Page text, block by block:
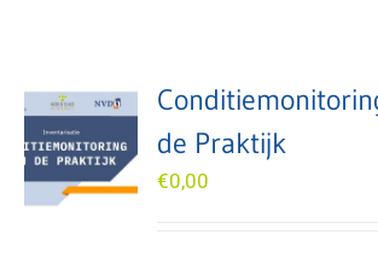
de Praktijk
€0,00